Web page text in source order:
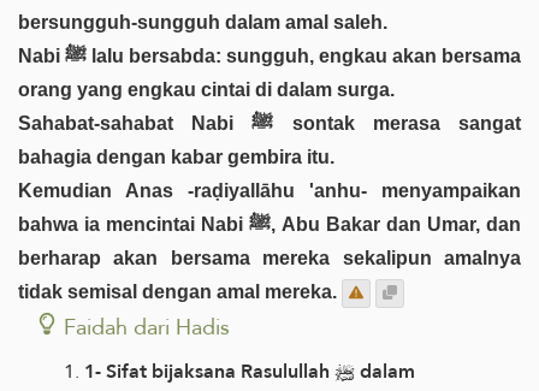
bersungguh-sungguh dalam amal saleh.
Nabi ﷺ lalu bersabda: sungguh, engkau akan bersama
orang yang engkau cintai di dalam surga.
Sahabat-sahabat Nabi ﷺ sontak merasa sangat
bahagia dengan kabar gembira itu.
Kemudian Anas -raḍiyallāhu 'anhu- menyampaikan
bahwa ia mencintai Nabi ﷺ, Abu Bakar dan Umar, dan
berharap akan bersama mereka sekalipun amalnya
tidak semisal dengan amal mereka.
Faidah dari Hadis
1- Sifat bijaksana Rasulullah ﷺ dalam